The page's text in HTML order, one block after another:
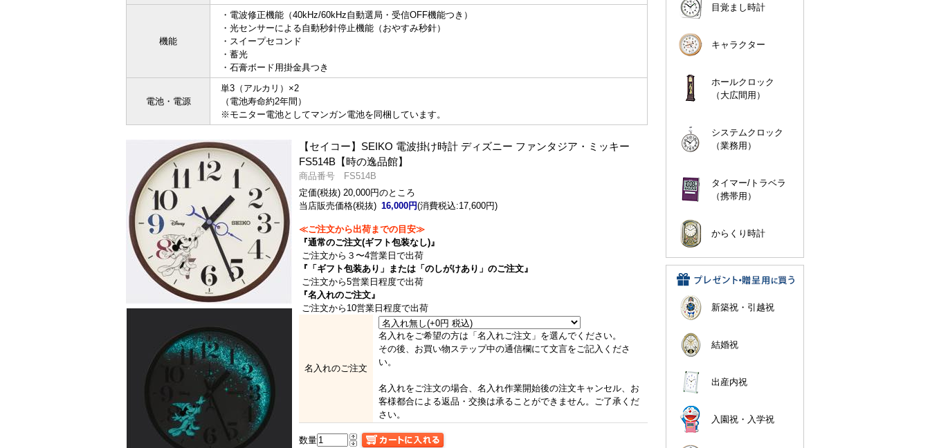
機能
・電波修正機能（40kHz/60kHz自動選局・受信OFF機能つき）
・光センサーによる自動秒針停止機能（おやすみ秒針）
・スイープセコンド
・蓄光
・石膏ボード用掛金具つき
電池・電源
単3（アルカリ）×2
（電池寿命約2年間）
※モニター電池としてマンガン電池を同梱しています。
【セイコー】SEIKO 電波掛け時計 ディズニー ファンタジア・ミッキー
FS514B【時の逸品館】
商品番号 FS514B
定価(税抜) 20,000円のところ
当店販売価格(税抜) 16,000円(消費税込:17,600円)
≪ご注文から出荷までの目安≫
『通常のご注文(ギフト包装なし)』
ご注文から３〜4営業日で出荷
『「ギフト包装あり」または「のしがけあり」のご注文』
ご注文から5営業日程度で出荷
『名入れのご注文』
ご注文から10営業日程度で出荷
名入れのご注文
名入れをご希望の方は「名入れご注文」を選んでください。
その後、お買い物ステップ中の通信欄にて文言をご記入くださ
い。
名入れをご注文の場合、名入れ作業開始後の注文キャンセル、お
客様都合による返品・交換は承ることができません。ご了承くだ
さい。
数量
目覚まし時計
キャラクター
ホールクロック
（大広間用）
システムクロック
（業務用）
タイマー/トラベラ
（携帯用）
からくり時計
新築祝・引越祝
結婚祝
出産内祝
入園祝・入学祝